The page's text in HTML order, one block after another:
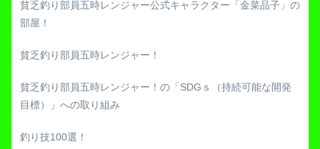
貧乏釣り部員五時レンジャー公式キャラクター「金菜品子」の
部屋！
貧乏釣り部員五時レンジャー！
貧乏釣り部員五時レンジャー！の「SDGｓ（持続可能な開発
目標）」への取り組み
釣り技100選！